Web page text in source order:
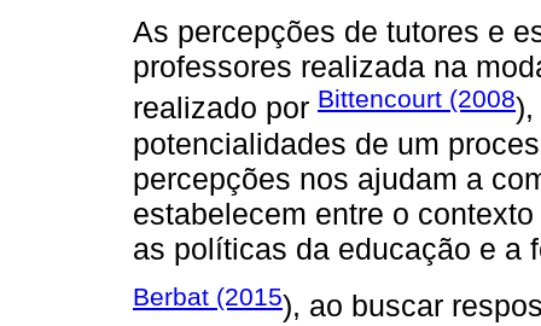
As percepções de tutores e
professores realizada na
realizado por Bittencourt (2008),
potencialidades de um
percepções nos ajudam a
estabelecem entre o
as políticas da educação e a
Berbat (2015), ao buscar